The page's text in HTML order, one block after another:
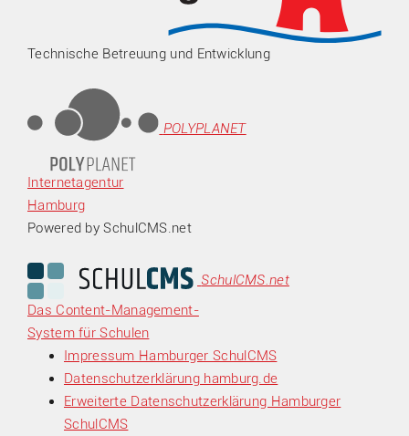
Technische Betreuung und Entwicklung
POLYPLANET
Internetagentur
Hamburg
Powered by SchulCMS.net
SchulCMS.net
Das Content-Management-
System für Schulen
Impressum Hamburger SchulCMS
Datenschutzerklärung hamburg.de
Erweiterte Datenschutzerklärung Hamburger
SchulCMS